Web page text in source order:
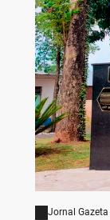
Jornal Gazeta